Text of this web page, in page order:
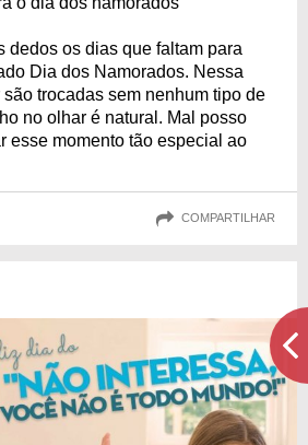
dedos os dias que faltam para
Dia dos Namorados. Nessa
trocadas sem nenhum tipo de
no olhar é natural. Mal posso
esse momento tão especial ao
COMPARTILHAR